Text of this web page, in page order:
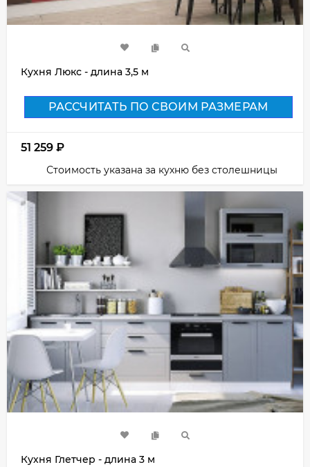
Кухня Люкс - длина 3,5 м
РАССЧИТАТЬ ПО СВОИМ РАЗМЕРАМ
51 259 ₽
Стоимость указана за кухню без столешницы
Кухня Глетчер - длина 3 м